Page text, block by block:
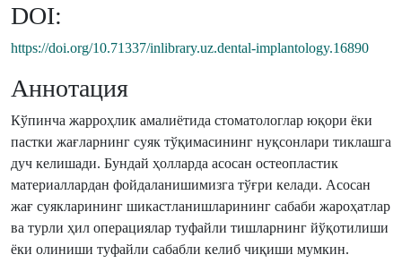
DOI:
https://doi.org/10.71337/inlibrary.uz.dental-implantology.16890
Аннотация
Кўпинча жарроҳлик амалиётида стоматологлар юқори ёки
пастки жағларнинг суяк тўқимасининг нуқсонлари тиклашга
дуч келишади. Бундай ҳолларда асосан остеопластик
материаллардан фойдаланишимизга тўғри келади. Асосан
жағ суякларининг шикастланишларининг сабаби жароҳатлар
ва турли ҳил операциялар туфайли тишларнинг йўқотилиши
ёки олиниши туфайли сабабли келиб чиқиши мумкин.